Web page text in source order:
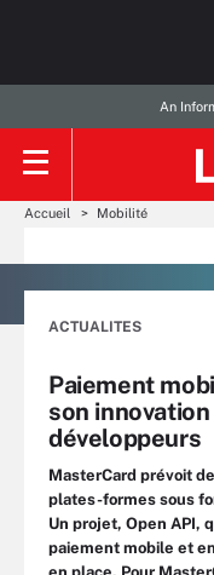
An
Accueil Mobilité
ACTUALITES
Paiement
son
développeurs
MasterCard prévoit
plates-formes sous
Un projet, Open API,
paiement mobile et